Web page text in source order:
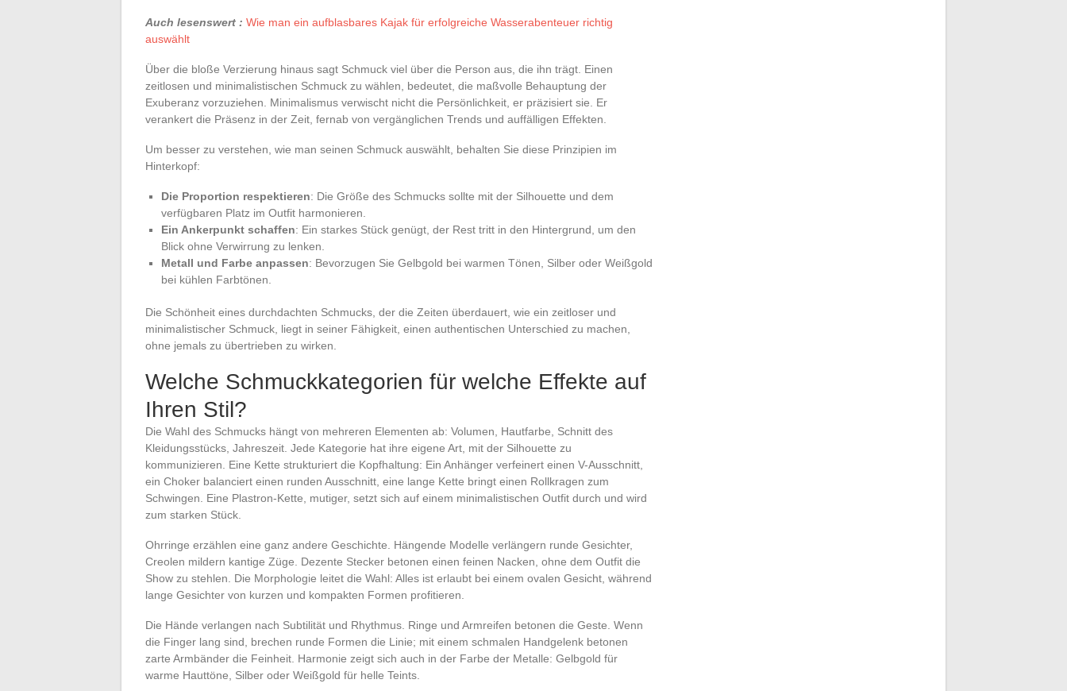
Auch lesenswert : Wie man ein aufblasbares Kajak für erfolgreiche Wasserabenteuer richtig
auswählt
Über die bloße Verzierung hinaus sagt Schmuck viel über die Person aus, die ihn trägt. Einen
zeitlosen und minimalistischen Schmuck zu wählen, bedeutet, die maßvolle Behauptung der
Exuberanz vorzuziehen. Minimalismus verwischt nicht die Persönlichkeit, er präzisiert sie. Er
verankert die Präsenz in der Zeit, fernab von vergänglichen Trends und auffälligen Effekten.
Um besser zu verstehen, wie man seinen Schmuck auswählt, behalten Sie diese Prinzipien im
Hinterkopf:
Die Proportion respektieren: Die Größe des Schmucks sollte mit der Silhouette und dem
verfügbaren Platz im Outfit harmonieren.
Ein Ankerpunkt schaffen: Ein starkes Stück genügt, der Rest tritt in den Hintergrund, um den
Blick ohne Verwirrung zu lenken.
Metall und Farbe anpassen: Bevorzugen Sie Gelbgold bei warmen Tönen, Silber oder Weißgold
bei kühlen Farbtönen.
Die Schönheit eines durchdachten Schmucks, der die Zeiten überdauert, wie ein zeitloser und
minimalistischer Schmuck, liegt in seiner Fähigkeit, einen authentischen Unterschied zu machen,
ohne jemals zu übertrieben zu wirken.
Welche Schmuckkategorien für welche Effekte auf
Ihren Stil?
Die Wahl des Schmucks hängt von mehreren Elementen ab: Volumen, Hautfarbe, Schnitt des
Kleidungsstücks, Jahreszeit. Jede Kategorie hat ihre eigene Art, mit der Silhouette zu
kommunizieren. Eine Kette strukturiert die Kopfhaltung: Ein Anhänger verfeinert einen V-Ausschnitt,
ein Choker balanciert einen runden Ausschnitt, eine lange Kette bringt einen Rollkragen zum
Schwingen. Eine Plastron-Kette, mutiger, setzt sich auf einem minimalistischen Outfit durch und wird
zum starken Stück.
Ohrringe erzählen eine ganz andere Geschichte. Hängende Modelle verlängern runde Gesichter,
Creolen mildern kantige Züge. Dezente Stecker betonen einen feinen Nacken, ohne dem Outfit die
Show zu stehlen. Die Morphologie leitet die Wahl: Alles ist erlaubt bei einem ovalen Gesicht, während
lange Gesichter von kurzen und kompakten Formen profitieren.
Die Hände verlangen nach Subtilität und Rhythmus. Ringe und Armreifen betonen die Geste. Wenn
die Finger lang sind, brechen runde Formen die Linie; mit einem schmalen Handgelenk betonen
zarte Armbänder die Feinheit. Harmonie zeigt sich auch in der Farbe der Metalle: Gelbgold für
warme Hauttöne, Silber oder Weißgold für helle Teints.